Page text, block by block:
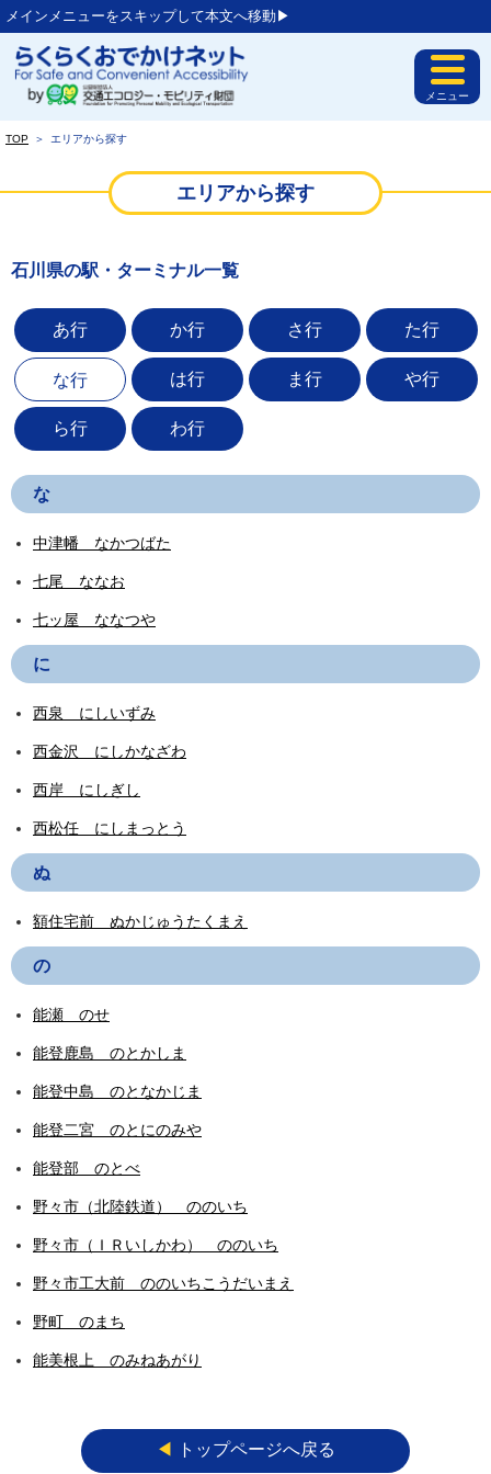
メインメニューをスキップして本文へ移動▶︎
メニュー
TOP ＞ エリアから探す
エリアから探す
石川県の駅・ターミナル一覧
あ行 か行 さ行 た行
な行 は行 ま行 や行
ら行 わ行
な
中津幡 なかつばた
七尾 ななお
七ッ屋 ななつや
に
西泉 にしいずみ
西金沢 にしかなざわ
西岸 にしぎし
西松任 にしまっとう
ぬ
額住宅前 ぬかじゅうたくまえ
の
能瀬 のせ
能登鹿島 のとかしま
能登中島 のとなかじま
能登二宮 のとにのみや
能登部 のとべ
野々市（北陸鉄道） ののいち
野々市（ＩＲいしかわ） ののいち
野々市工大前 ののいちこうだいまえ
野町 のまち
能美根上 のみねあがり
◀︎ トップページへ戻る